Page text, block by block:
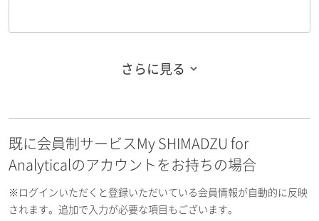
お名前フリガナ（名）
さらに見る
既に会員制サービスMy SHIMADZU for
Analyticalのアカウントをお持ちの場合
※ログインいただくと登録いただいている会員情報が自動的に反映
されます。追加で入力が必要な項目もございます。